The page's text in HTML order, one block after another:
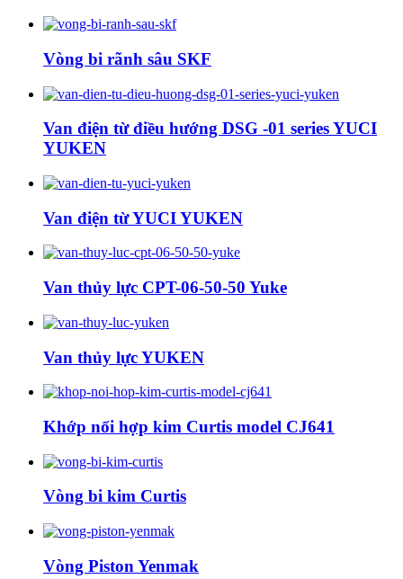
Vòng bi rãnh sâu SKF
Van điện từ điều hướng DSG -01 series YUCI
YUKEN
Van điện từ YUCI YUKEN
Van thủy lực CPT-06-50-50 Yuke
Van thủy lực YUKEN
Khớp nối hợp kim Curtis model CJ641
Vòng bi kim Curtis
Vòng Piston Yenmak